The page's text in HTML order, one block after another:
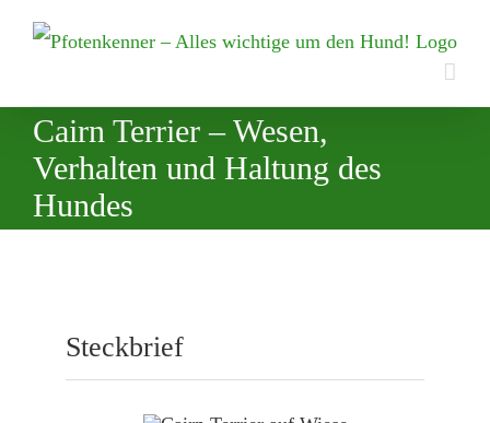
Zum
Cairn Terrier – Wesen,
Verhalten und Haltung des
Hundes
Steckbrief